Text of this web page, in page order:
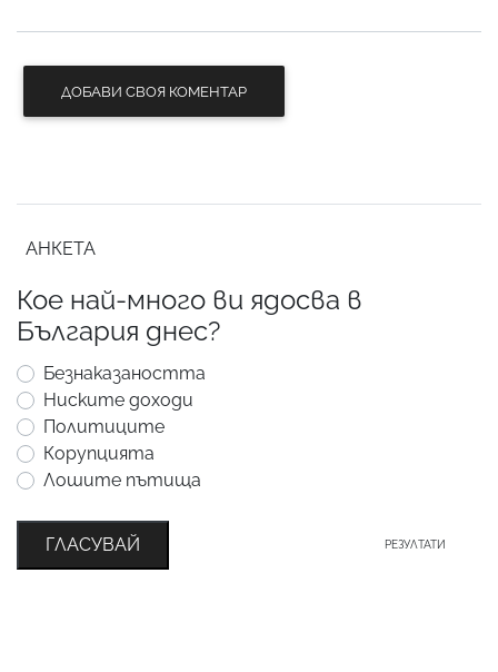
ДОБАВИ СВОЯ КОМЕНТАР
АНКЕТА
Кое най-много ви ядосва в
България днес?
Безнаказаността
Ниските доходи
Политиците
Корупцията
Лошите пътища
ГЛАСУВАЙ РЕЗУЛТАТИ